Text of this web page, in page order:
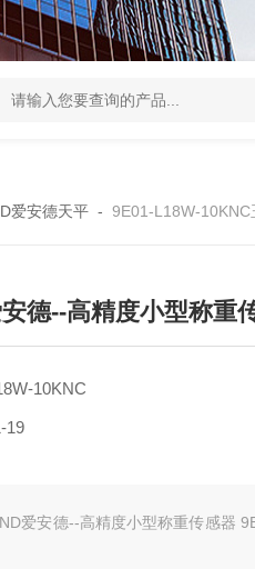
爱安德分析电子天平 SJ-210当天
爱安德天平- 9E01-L18W-10KNC玉崎现货AND爱安德--
德--高精度小型称重
10KNC
19
安德--高精度小型称重传感器 9E01-L18W